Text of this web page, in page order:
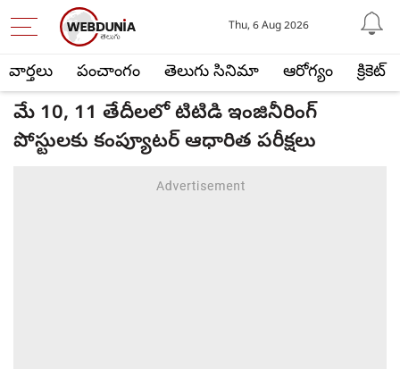
వార్తలు పంచాంగం తెలుగు సినిమా ఆరోగ్యం క్రికెట్
Thu, 6 Aug 2026
మే 10, 11 తేదీలలో టిటిడి ఇంజినీరింగ్
పోస్టులకు కంప్యూటర్ ఆధారిత పరీక్షలు